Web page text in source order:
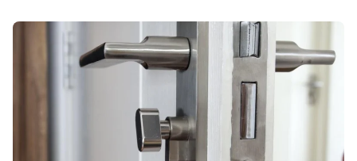
opération accessible permet souvent de résoudre un
dysfonctionnement mineur ou de remplacer un
élément défectueux, tout en sachant reconnaître les
situations où l’intervention d’un professionnel qualifié